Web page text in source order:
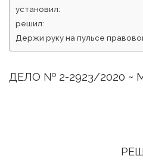
установил:
решил:
Держи руку на пульсе
ДЕЛО № 2-2923/2020 ~